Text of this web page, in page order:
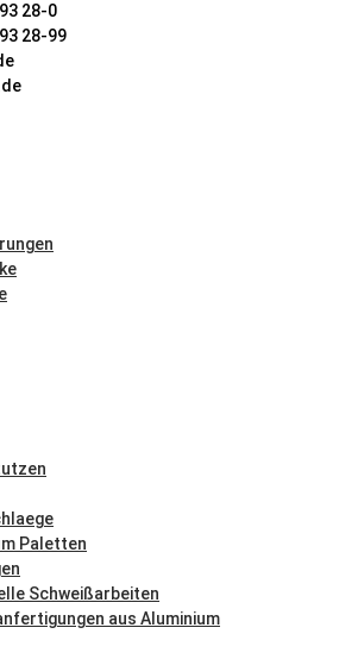
28-0
28-99
Paletten
Schweißarbeiten
aus Aluminium